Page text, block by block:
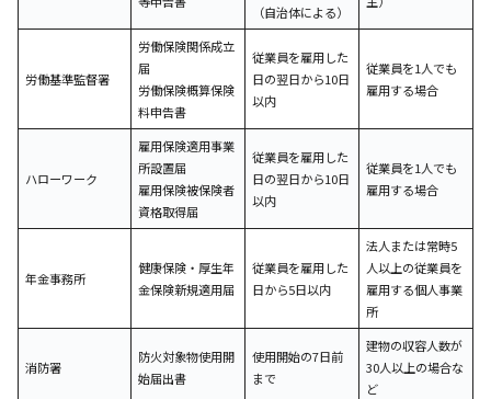
（自治体による）
労働基準監督署
労働保険関係成立
届
労働保険概算保険
料申告書
従業員を雇用した
日の翌日から10日
以内
従業員を1人でも
雇用する場合
ハローワーク
雇用保険適用事業
所設置届
雇用保険被保険者
資格取得届
従業員を雇用した
日の翌日から10日
以内
従業員を1人でも
雇用する場合
年金事務所
健康保険・厚生年
金保険新規適用届
従業員を雇用した
日から5日以内
法人または常時5
人以上の従業員を
雇用する個人事業
所
消防署
防火対象物使用開
始届出書
使用開始の7日前
まで
建物の収容人数が
30人以上の場合な
ど